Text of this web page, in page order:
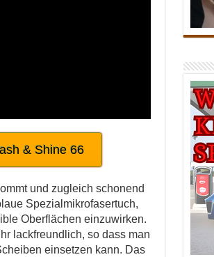
& Shine 66
und zugleich schonend
Spezialmikrofasertuch,
Oberflächen einzuwirken.
lackfreundlich, so dass man
einsetzen kann. Das